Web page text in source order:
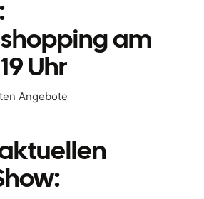
am
Uhr
Angebote